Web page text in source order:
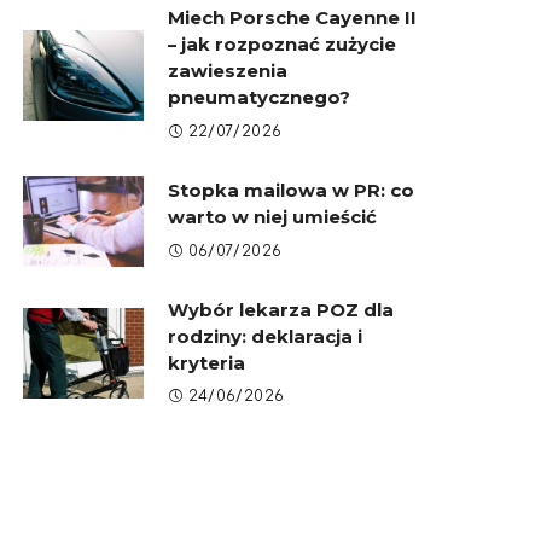
Miech Porsche Cayenne II
– jak rozpoznać zużycie
zawieszenia
pneumatycznego?
22/07/2026
Stopka mailowa w PR: co
warto w niej umieścić
06/07/2026
Wybór lekarza POZ dla
rodziny: deklaracja i
kryteria
24/06/2026